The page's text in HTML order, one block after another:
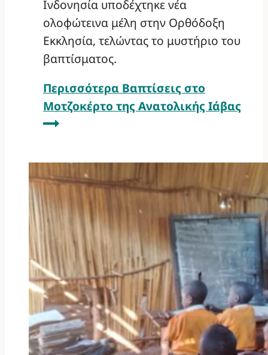
Ινδονησία υποδέχτηκε νέα
ολοφώτεινα μέλη στην Ορθόδοξη
Εκκλησία, τελώντας το μυστήριο του
βαπτίσματος.
Περισσότερα Βαπτίσεις στο
Μοτζοκέρτο της Ανατολικής Ιάβας